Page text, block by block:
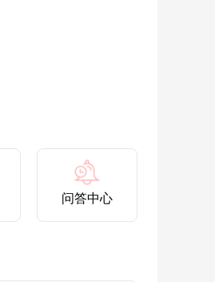
问答中心